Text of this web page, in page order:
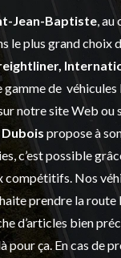
Jean-Baptiste, au
le plus grand choix
gamme de véhicules
notre site Web ou
propose à
c’est possible
Nos
prendre la
d’articles bien
pour ça. En cas de